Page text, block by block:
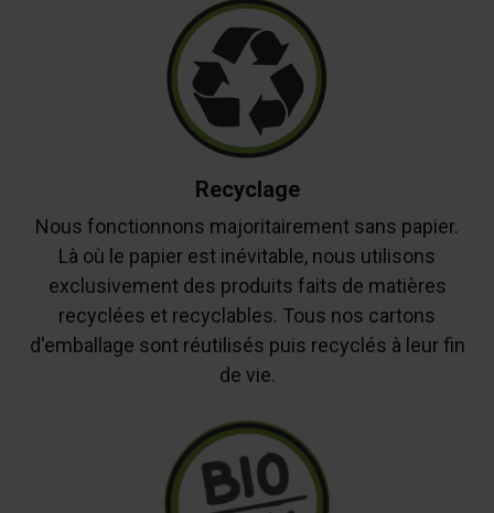
Recyclage
Nous fonctionnons majoritairement sans papier.
Là où le papier est inévitable, nous utilisons
exclusivement des produits faits de matières
recyclées et recyclables. Tous nos cartons
d'emballage sont réutilisés puis recyclés à leur fin
de vie.